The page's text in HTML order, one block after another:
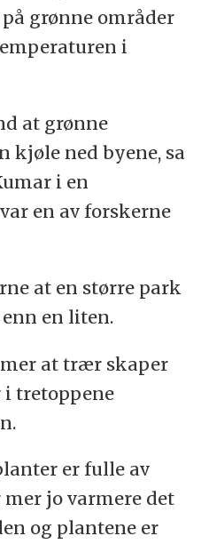
grønne områder
i
at grønne
kjøle ned byene, sa
i en
en av forskerne
at en større park
en liten.
at trær skaper
i tretoppene
er fulle av
jo varmere det
og plantene er